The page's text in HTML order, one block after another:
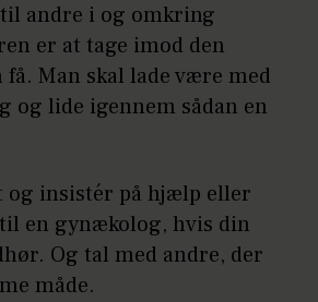
andre i og omkring
er at tage imod den
Man skal lade være med
og lide igennem sådan en
insistér på hjælp eller
en gynækolog, hvis din
Og tal med andre, der
måde.